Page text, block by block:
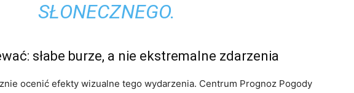
SŁONECZNEGO.
słabe burze, a nie ekstremalne zdarzenia
ocenić efekty wizualne tego wydarzenia. Centrum Prognoz Pogody